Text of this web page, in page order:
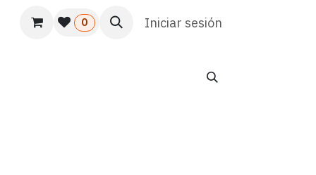
Usuario Atención al cliente HR
0 Iniciar sesión